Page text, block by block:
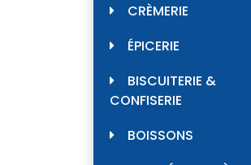
CRÈMERIE
ÉPICERIE
BISCUITERIE &
CONFISERIE
BOISSONS